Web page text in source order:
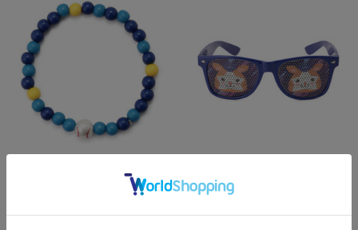
デコラ DB.スターマン/ブレスレット
ピンホールサングラス/DB.スターマ
¥2,200